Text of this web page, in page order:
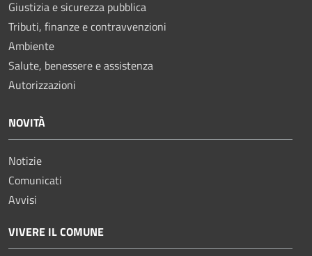
Giustizia e sicurezza pubblica
Tributi, finanze e contravvenzioni
Ambiente
Salute, benessere e assistenza
Autorizzazioni
NOVITÀ
Notizie
Comunicati
Avvisi
VIVERE IL COMUNE